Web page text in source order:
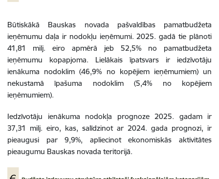
Būtiskākā Bauskas novada pašvaldības pamatbudžeta
ieņēmumu daļa ir nodokļu ieņēmumi. 2025. gadā tie plānoti
41,81 milj. eiro apmērā jeb 52,5% no pamatbudžeta
ieņēmumu kopapjoma. Lielākais īpatsvars ir iedzīvotāju
ienākuma nodoklim (46,9% no kopējiem ieņēmumiem) un
nekustamā īpašuma nodoklim (5,4% no kopējiem
ieņēmumiem).
Iedzīvotāju ienākuma nodokļa prognoze 2025. gadam ir
37,31 milj. eiro, kas, salīdzinot ar 2024. gada prognozi, ir
pieaugusi par 9,9%, apliecinot ekonomiskās aktivitātes
pieaugumu Bauskas novada teritorijā.